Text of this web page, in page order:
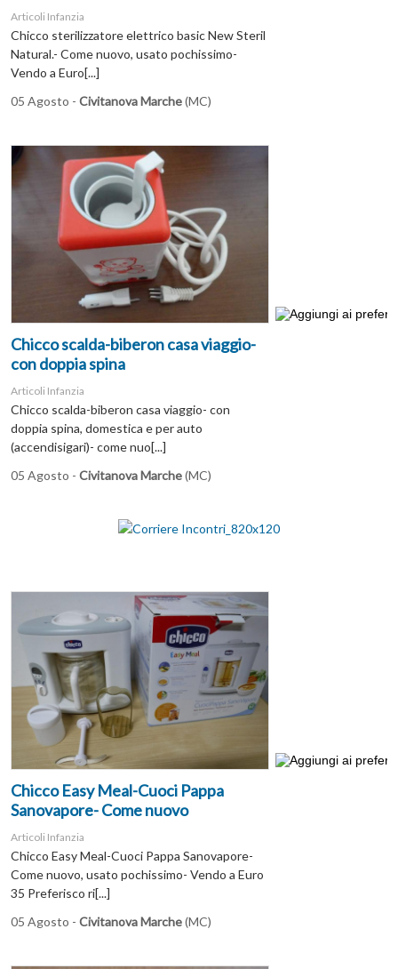
Articoli Infanzia
Chicco sterilizzatore elettrico basic New Steril
Natural.- Come nuovo, usato pochissimo-
Vendo a Euro[...]
05 Agosto - Civitanova Marche(MC)
Chicco scalda-biberon casa viaggio-
con doppia spina
Articoli Infanzia
Chicco scalda-biberon casa viaggio- con
doppia spina, domestica e per auto
(accendisigari)- come nuo[...]
05 Agosto - Civitanova Marche(MC)
Chicco Easy Meal-Cuoci Pappa
Sanovapore- Come nuovo
Articoli Infanzia
Chicco Easy Meal-Cuoci Pappa Sanovapore-
Come nuovo, usato pochissimo- Vendo a Euro
35 Preferisco ri[...]
05 Agosto - Civitanova Marche(MC)